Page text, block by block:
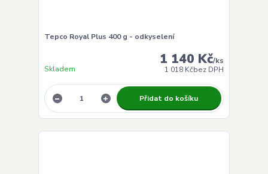
Tepco Royal Plus 400 g - odkyselení
1 140 Kč/ks
1 018 Kčbez DPH
Skladem
Přidat do košíku